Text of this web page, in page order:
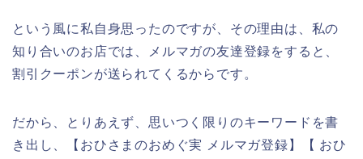
という風に私自身思ったのですが、その理由は、私の
知り合いのお店では、メルマガの友達登録をすると、
割引クーポンが送られてくるからです。
だから、とりあえず、思いつく限りのキーワードを書
き出し、【おひさまのおめぐ実 メルマガ登録】【 おひ